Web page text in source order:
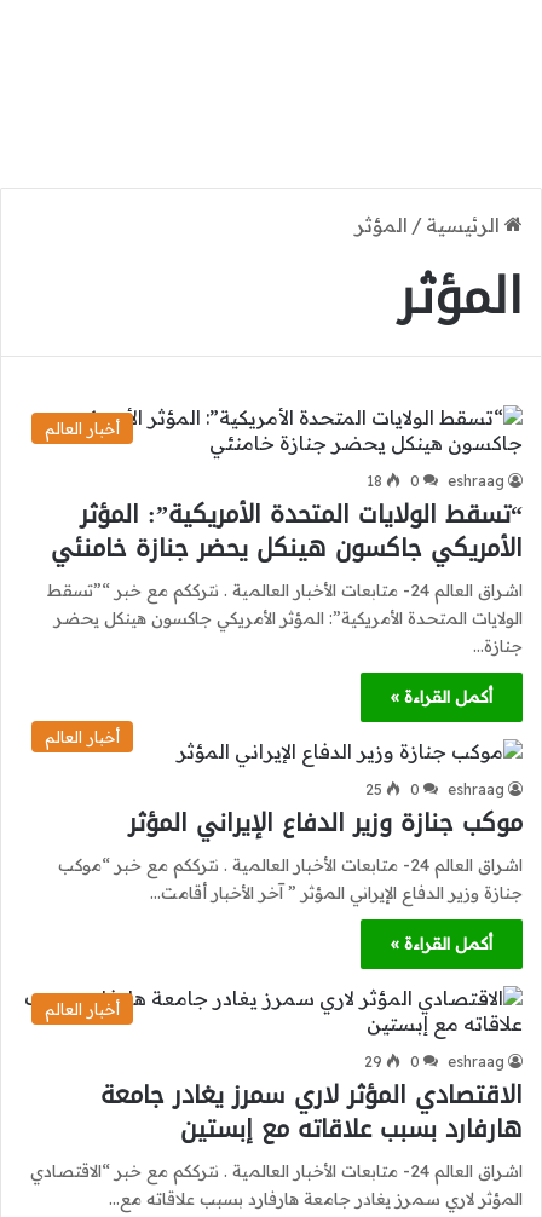
الرئيسية / المؤثر
المؤثر
أخبار العالم
eshraag
0
18
“تسقط الولايات المتحدة الأمريكية”: المؤثر
الأمريكي جاكسون هينكل يحضر جنازة خامنئي
اشراق العالم 24- متابعات الأخبار العالمية . نترككم مع خبر “”تسقط
الولايات المتحدة الأمريكية”: المؤثر الأمريكي جاكسون هينكل يحضر
جنازة…
أكمل القراءة »
أخبار العالم
eshraag
0
25
موكب جنازة وزير الدفاع الإيراني المؤثر
اشراق العالم 24- متابعات الأخبار العالمية . نترككم مع خبر “موكب
جنازة وزير الدفاع الإيراني المؤثر ” آخر الأخبار أقامت…
أكمل القراءة »
أخبار العالم
eshraag
0
29
الاقتصادي المؤثر لاري سمرز يغادر جامعة
هارفارد بسبب علاقاته مع إبستين
اشراق العالم 24- متابعات الأخبار العالمية . نترككم مع خبر “الاقتصادي
المؤثر لاري سمرز يغادر جامعة هارفارد بسبب علاقاته مع…